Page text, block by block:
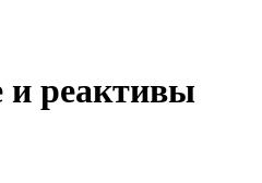
и реактивы